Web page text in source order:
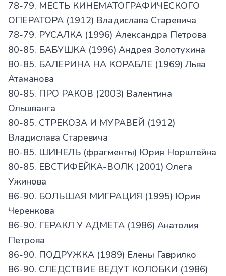
78-79. МЕСТЬ КИНЕМАТОГРАФИЧЕСКОГО
ОПЕРАТОРА (1912) Владислава Старевича
78-79. РУСАЛКА (1996) Александра Петрова
80-85. БАБУШКА (1996) Андрея Золотухина
80-85. БАЛЕРИНА НА КОРАБЛЕ (1969) Льва
Атаманова
80-85. ПРО РАКОВ (2003) Валентина
Ольшванга
80-85. СТРЕКОЗА И МУРАВЕЙ (1912)
Владислава Старевича
80-85. ШИНЕЛЬ (фрагменты) Юрия Норштейна
80-85. ЕВСТИФЕЙКА-ВОЛК (2001) Олега
Ужинова
86-90. БОЛЬШАЯ МИГРАЦИЯ (1995) Юрия
Черенкова
86-90. ГЕРАКЛ У АДМЕТА (1986) Анатолия
Петрова
86-90. ПОДРУЖКА (1989) Елены Гаврилко
86-90. СЛЕДСТВИЕ ВЕДУТ КОЛОБКИ (1986)